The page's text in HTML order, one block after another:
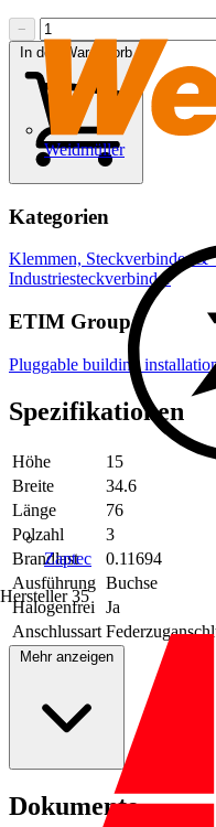
Weidmüller
Zaptec
Hersteller 35
−
In den Warenkorb
Kategorien
Klemmen, Steckverbinder &
Industriesteckverbinder
ETIM Group
Pluggable building
Spezifikationen
Höhe
15
Breite
34.6
Länge
76
Polzahl
3
Brandlast
0.11694
Ausführung Buchse
Halogenfrei
Ja
Anschlussart
Mehr anzeigen
Dokumente